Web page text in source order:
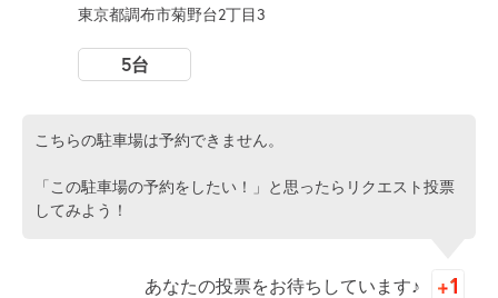
東京都調布市菊野台2丁目3
5台
こちらの駐車場は予約できません。
「この駐車場の予約をしたい！」と思ったらリクエスト投票
してみよう！
あなたの投票をお待ちしています♪